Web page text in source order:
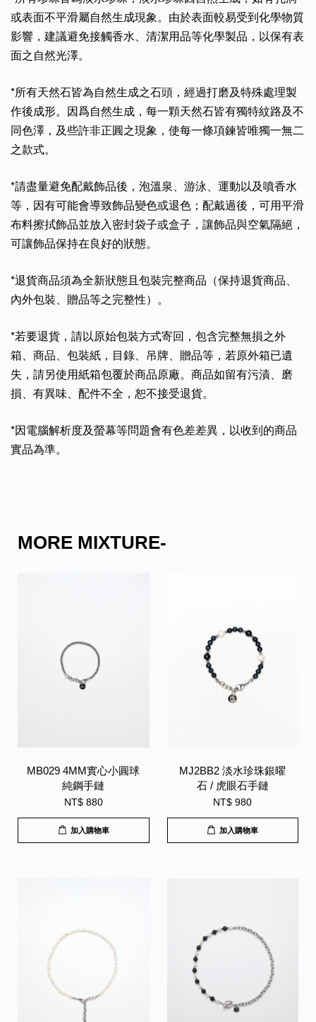
或表面不平滑屬自然生成現象。由於表面較易受到化學物質
影響，建議避免接觸香水、清潔用品等化學製品，以保有表
面之自然光澤。
*所有天然石皆為自然生成之石頭，經過打磨及特殊處理製
作後成形。因爲自然生成，每一顆天然石皆有獨特紋路及不
同色澤，及些許非正圓之現象，使每一條項鍊皆唯獨一無二
之款式。
*請盡量避免配戴飾品後，泡溫泉、游泳、運動以及噴香水
等，因有可能會導致飾品變色或退色；配戴過後，可用平滑
布料擦拭飾品並放入密封袋子或盒子，讓飾品與空氣隔絕，
可讓飾品保持在良好的狀態。
*退貨商品須為全新狀態且包裝完整商品（保持退貨商品、
內外包裝、贈品等之完整性）。
*若要退貨，請以原始包裝方式寄回，包含完整無損之外
箱、商品、包裝紙，目錄、吊牌、贈品等，若原外箱已遺
失，請另使用紙箱包覆於商品原廠。商品如留有污漬、磨
損、有異味、配件不全，恕不接受退貨。
*因電腦解析度及螢幕等問題會有色差差異，以收到的商品
實品為準。
MORE MIXTURE-
MB029 4MM實心小圓球
純鋼手鏈
NT$ 880
加入購物車
MJ2BB2 淡水珍珠銀曜
石 / 虎眼石手鏈
NT$ 980
加入購物車